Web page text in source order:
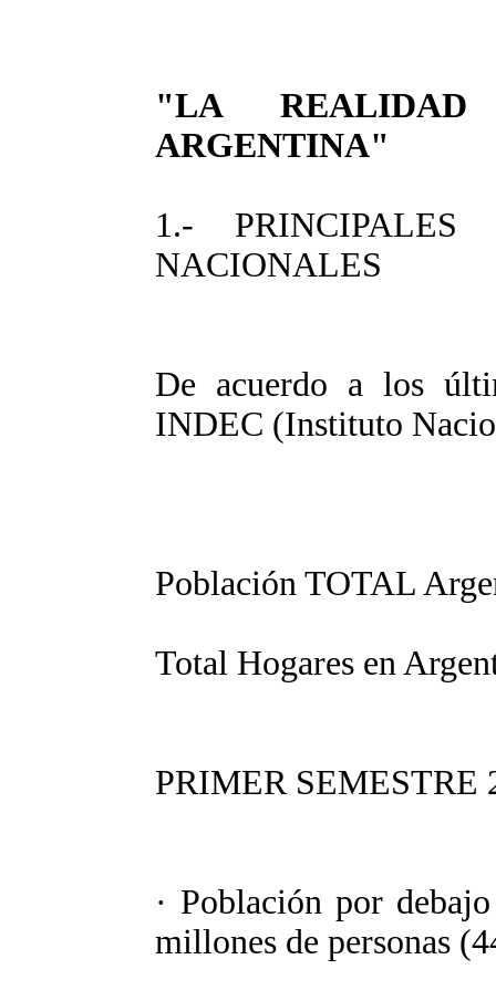
"LA
ARGENTINA"
1.-
NACIONALES
De acuerdo a los
INDEC (Instituto
Población TOTAL
Total Hogares en
PRIMER SEMESTRE
· Población por
millones de personas